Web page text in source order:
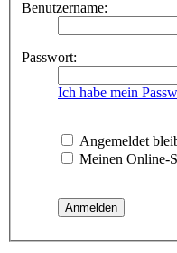
Benutzername:
Passwort:
Ich habe mein
Angemeldet
Meinen Online-